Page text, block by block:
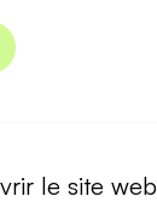
le site web